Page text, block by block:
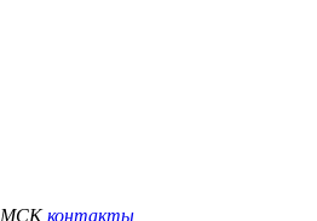
МСКконтакты